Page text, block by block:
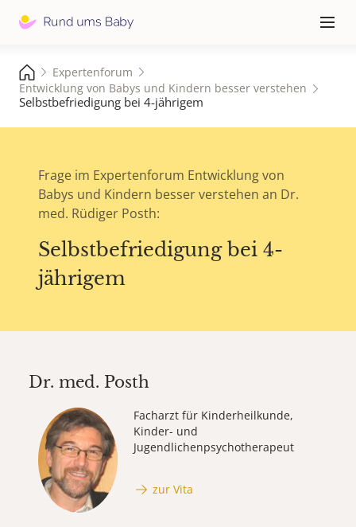
≡
Expertenforum
Entwicklung von Babys und Kindern besser verstehen
Selbstbefriedigung bei 4-jährigem
Frage im Expertenforum Entwicklung von
Babys und Kindern besser verstehen an Dr.
med. Rüdiger Posth:
Selbstbefriedigung bei 4-
jährigem
Dr. med. Posth
Facharzt für Kinderheilkunde,
Kinder- und
Jugendlichenpsychotherapeut
zur Vita